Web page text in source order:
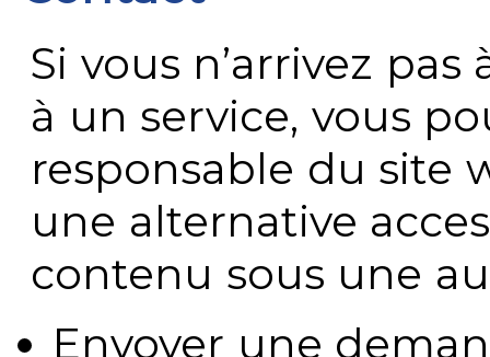
Si vous n’arrivez
à un service, vous
responsable du site
une alternative
contenu sous une
Envoyer une